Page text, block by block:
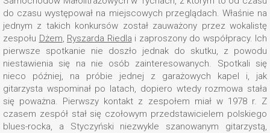
do czasu występował na miejscowych przeglądach. Właśnie na
jednym z takich konkursów został zauważony przez wokalistę
zespołu Dżem, Ryszarda Riedla i zaproszony do współpracy. Ich
pierwsze spotkanie nie doszło jednak do skutku, z powodu
niestawienia się na nie osób zainteresowanych. Spotkali się
nieco później, na próbie jednej z garażowych kapel i, jak
gitarzysta wspominał po latach, dopiero wtedy rozmowa stała
się poważna. Pierwszy kontakt z zespołem miał w 1978 r. Z
czasem zespół stał się czołowym przedstawicielem polskiego
blues-rocka, a Styczyński niezwykle szanowanym gitarzystą,